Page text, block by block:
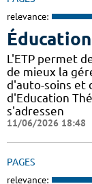
relevance:
L'ETP permet
de mieux la
d'auto-soins et
d'Education
s'adressen
11/06/2026 18:48
PAGES
relevance: